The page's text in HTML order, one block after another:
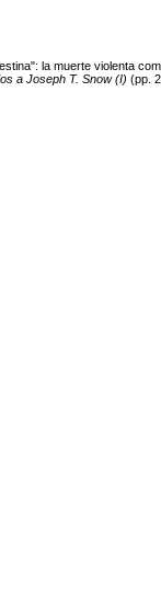
la muerte violenta
a Joseph T. Snow (I) (pp.